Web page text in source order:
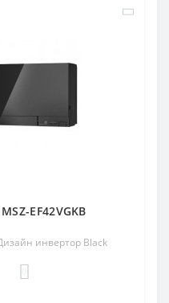
EF42VGKB
инвертор Black